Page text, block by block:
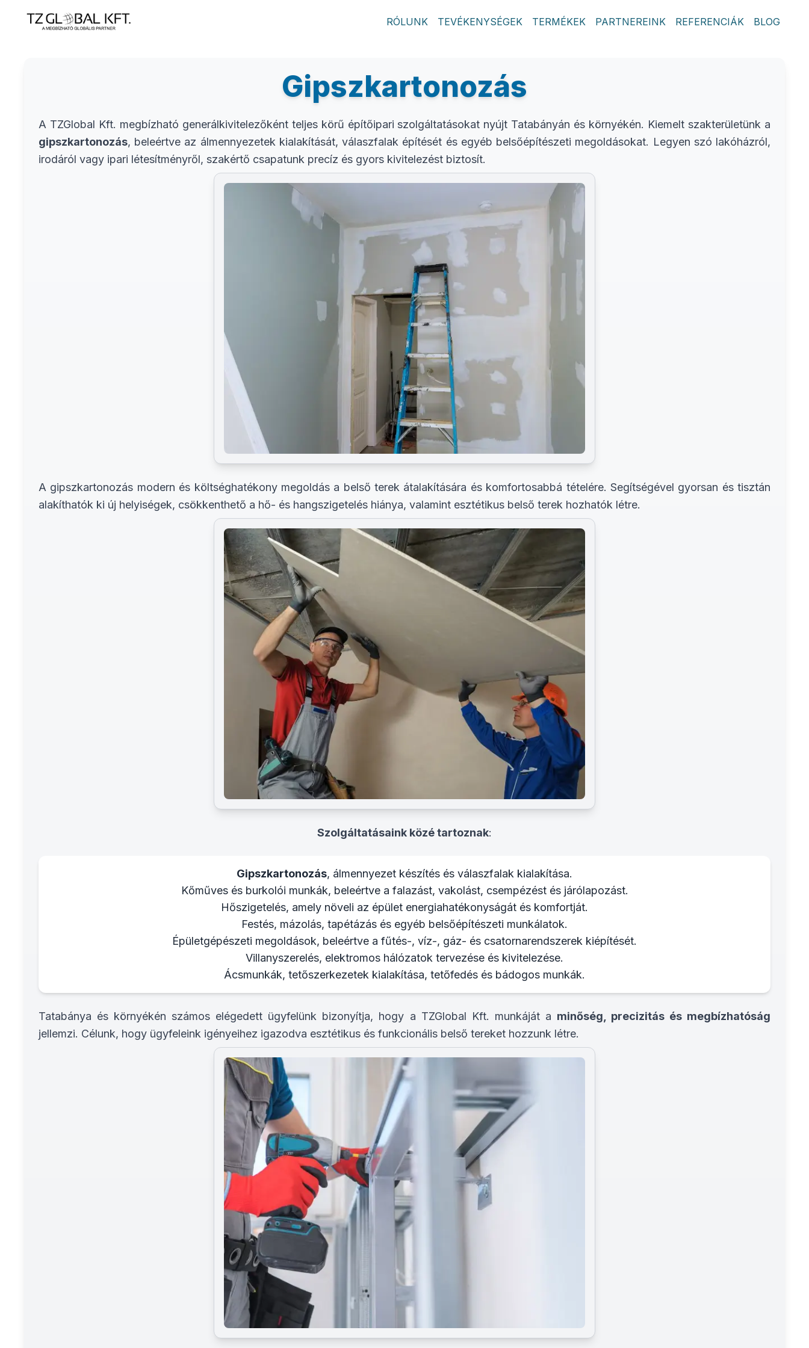
RÓLUNK TEVÉKENYSÉGEK TERMÉKEK PARTNEREINK REFERENCIÁK BLOG
Gipszkartonozás
A TZGlobal Kft. megbízható generálkivitelezőként teljes körű építőipari szolgáltatásokat nyújt Tatabányán és környékén. Kiemelt szakterületünk a
gipszkartonozás, beleértve az álmennyezetek kialakítását, válaszfalak építését és egyéb belsőépítészeti megoldásokat. Legyen szó lakóházról,
irodáról vagy ipari létesítményről, szakértő csapatunk precíz és gyors kivitelezést biztosít.
A gipszkartonozás modern és költséghatékony megoldás a belső terek átalakítására és komfortosabbá tételére. Segítségével gyorsan és tisztán
alakíthatók ki új helyiségek, csökkenthető a hő- és hangszigetelés hiánya, valamint esztétikus belső terek hozhatók létre.
Szolgáltatásaink közé tartoznak:
Gipszkartonozás, álmennyezet készítés és válaszfalak kialakítása.
Kőműves és burkolói munkák, beleértve a falazást, vakolást, csempézést és járólapozást.
Hőszigetelés, amely növeli az épület energiahatékonyságát és komfortját.
Festés, mázolás, tapétázás és egyéb belsőépítészeti munkálatok.
Épületgépészeti megoldások, beleértve a fűtés-, víz-, gáz- és csatornarendszerek kiépítését.
Villanyszerelés, elektromos hálózatok tervezése és kivitelezése.
Ácsmunkák, tetőszerkezetek kialakítása, tetőfedés és bádogos munkák.
Tatabánya és környékén számos elégedett ügyfelünk bizonyítja, hogy a TZGlobal Kft. munkáját a minőség, precizitás és megbízhatóság
jellemzi. Célunk, hogy ügyfeleink igényeihez igazodva esztétikus és funkcionális belső tereket hozzunk létre.